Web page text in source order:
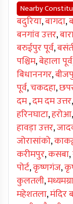
Nearby
बदुरिया,बागदा,
बनगांव उत्तर,
बरुईपुर पूर्व,
पश्चिम,बेहाला पूर्व
बिधाननगर,
पूर्व,चकदहा,
दम,दम दम उत्तर,
हरिनघाटा,हरोआ,
हावड़ा उत्तर,
जोरासांको,
करीमपुर,कसबा,
पोर्ट,कृष्णगंज,
कुलतली,
महेशतला,मंदिर